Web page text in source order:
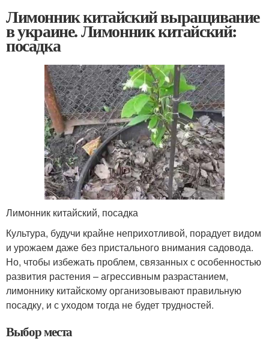
Лимонник китайский выращивание
в украине. Лимонник китайский:
посадка
Лимонник китайский, посадка
Культура, будучи крайне неприхотливой, порадует видом
и урожаем даже без пристального внимания садовода.
Но, чтобы избежать проблем, связанных с особенностью
развития растения – агрессивным разрастанием,
лимоннику китайскому организовывают правильную
посадку, и с уходом тогда не будет трудностей.
Выбор места